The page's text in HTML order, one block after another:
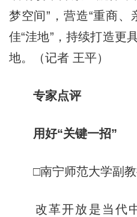
梦空间”，营造“重商、
佳“洼地”，持续打造更
地。（记者 王平）
专家点评
用好“关键一招”
□南宁师范大学副教
改革开放是当代中